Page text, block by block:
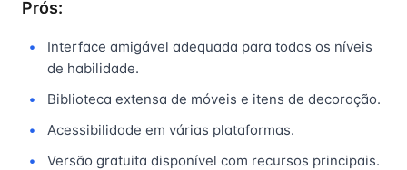
Prós:
Interface amigável adequada para todos os níveis
de habilidade.
Biblioteca extensa de móveis e itens de decoração.
Acessibilidade em várias plataformas.
Versão gratuita disponível com recursos principais.